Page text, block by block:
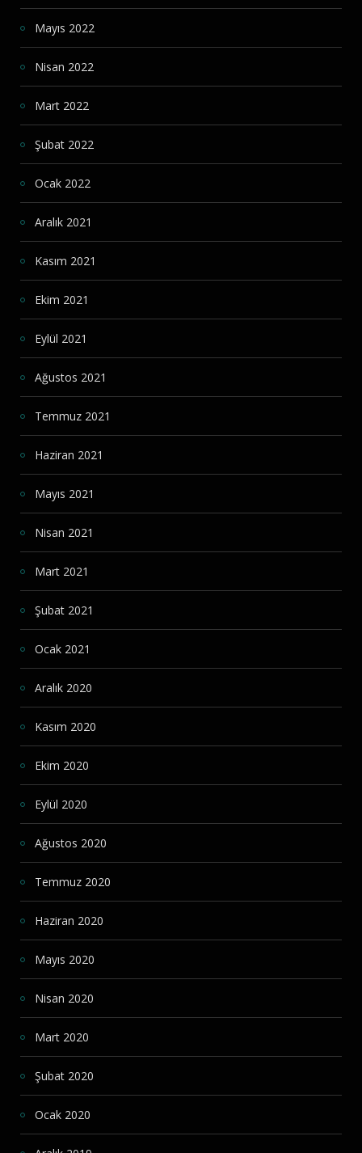
Mayıs 2022
Nisan 2022
Mart 2022
Şubat 2022
Ocak 2022
Aralık 2021
Kasım 2021
Ekim 2021
Eylül 2021
Ağustos 2021
Temmuz 2021
Haziran 2021
Mayıs 2021
Nisan 2021
Mart 2021
Şubat 2021
Ocak 2021
Aralık 2020
Kasım 2020
Ekim 2020
Eylül 2020
Ağustos 2020
Temmuz 2020
Haziran 2020
Mayıs 2020
Nisan 2020
Mart 2020
Şubat 2020
Ocak 2020